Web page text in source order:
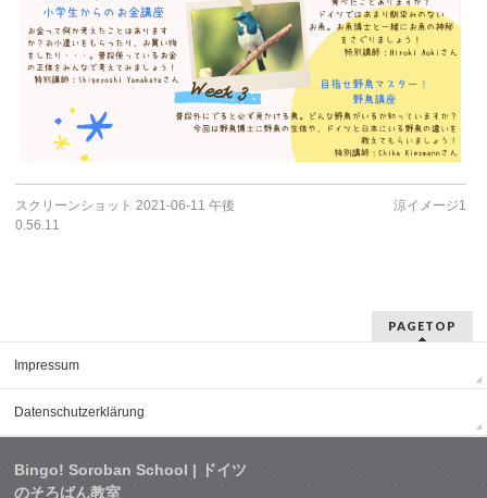
スクリーンショット 2021-06-11 午後
0.56.11
涼イメージ1
PAGETOP
Impressum
Datenschutzerklärung
Bingo! Soroban School | ドイツ
のそろばん教室